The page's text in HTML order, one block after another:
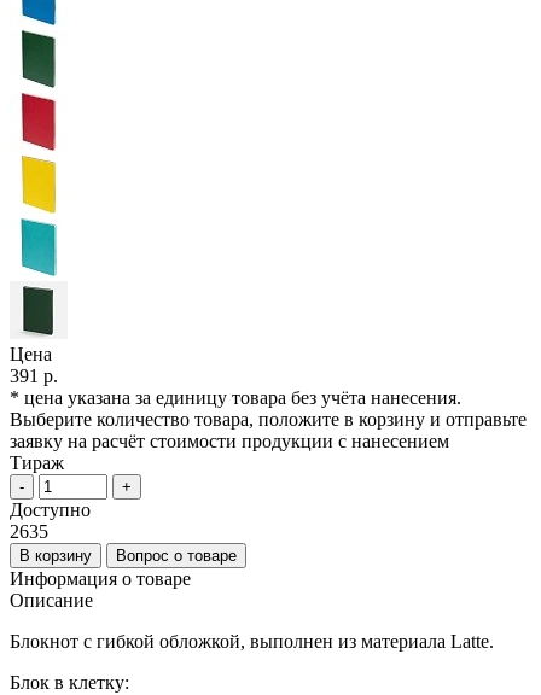
Цена
391 р.
* цена указана за единицу товара без учёта нанесения.
Выберите количество товара, положите в корзину и отправьте
заявку на расчёт стоимости продукции с нанесением
Тираж
- +
Доступно
2635
В корзину Вопрос о товаре
Информация о товаре
Описание
Блокнот с гибкой обложкой, выполнен из материала Latte.
Блок в клетку: